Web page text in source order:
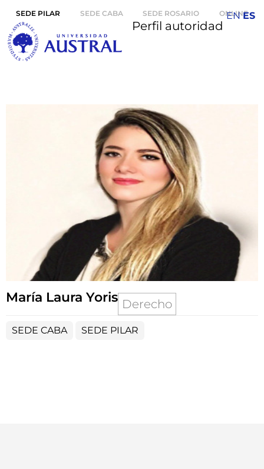
SEDE PILAR SEDE CABA SEDE ROSARIO ONLINE
Perfil autoridad
María Laura Yoris Derecho
SEDE CABA SEDE PILAR
EN ES